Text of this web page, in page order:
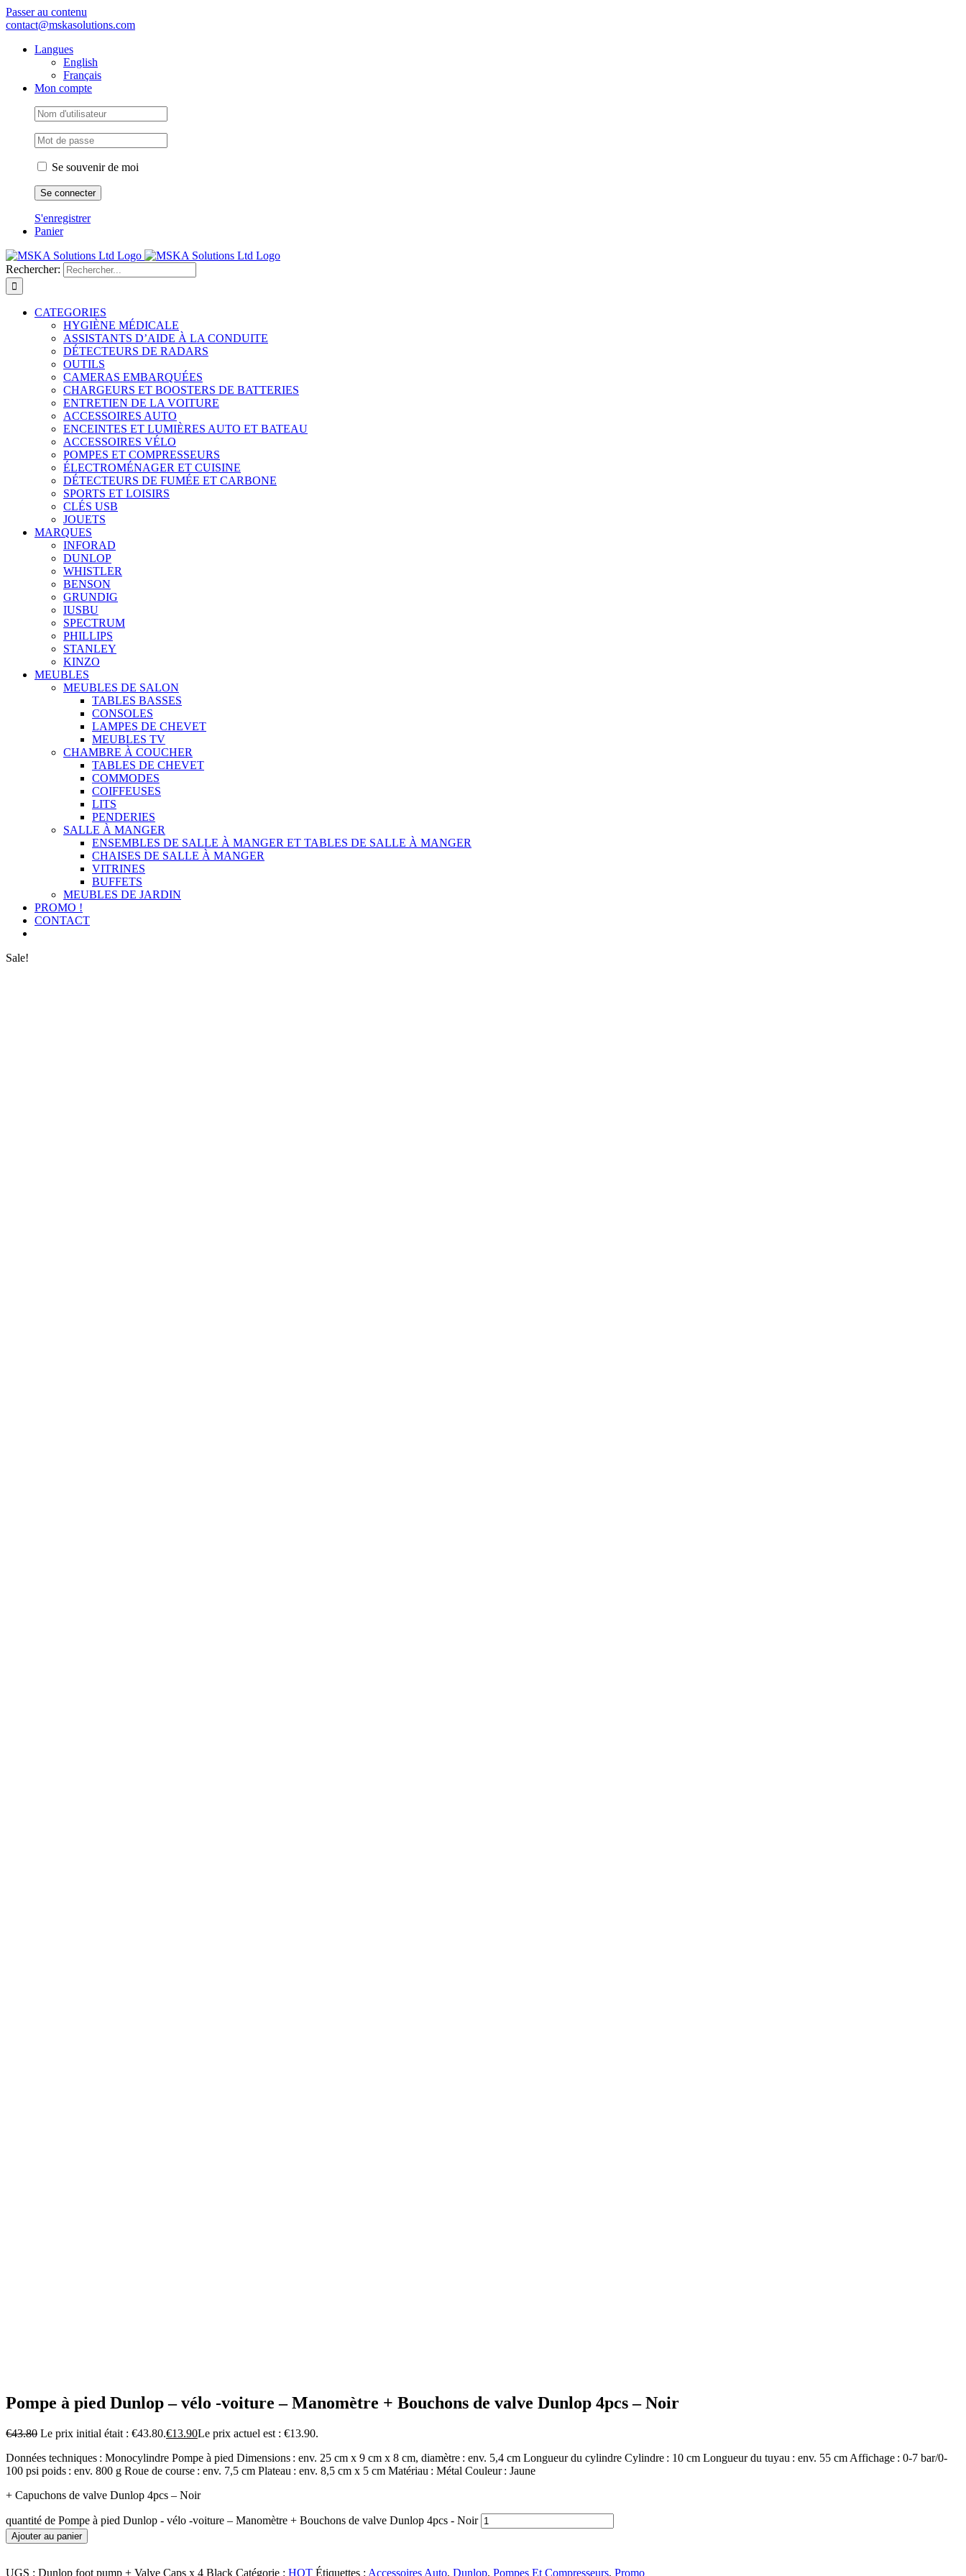
Passer au contenu
contact@mskasolutions.com
Langues
English
Français
Mon compte
Se souvenir de moi
S'enregistrer
Panier
Rechercher:
CATEGORIES
HYGIÈNE MÉDICALE
ASSISTANTS D’AIDE À LA CONDUITE
DÉTECTEURS DE RADARS
OUTILS
CAMERAS EMBARQUÉES
CHARGEURS ET BOOSTERS DE BATTERIES
ENTRETIEN DE LA VOITURE
ACCESSOIRES AUTO
ENCEINTES ET LUMIÈRES AUTO ET BATEAU
ACCESSOIRES VÉLO
POMPES ET COMPRESSEURS
ÉLECTROMÉNAGER ET CUISINE
DÉTECTEURS DE FUMÉE ET CARBONE
SPORTS ET LOISIRS
CLÉS USB
JOUETS
MARQUES
INFORAD
DUNLOP
WHISTLER
BENSON
GRUNDIG
IUSBU
SPECTRUM
PHILLIPS
STANLEY
KINZO
MEUBLES
MEUBLES DE SALON
TABLES BASSES
CONSOLES
LAMPES DE CHEVET
MEUBLES TV
CHAMBRE À COUCHER
TABLES DE CHEVET
COMMODES
COIFFEUSES
LITS
PENDERIES
SALLE À MANGER
ENSEMBLES DE SALLE À MANGER ET TABLES DE SALLE À MANGER
CHAISES DE SALLE À MANGER
VITRINES
BUFFETS
MEUBLES DE JARDIN
PROMO !
CONTACT
Sale!
Pompe à pied Dunlop – vélo -voiture – Manomètre + Bouchons de valve Dunlop 4pcs – Noir
€43.80 Le prix initial était : €43.80.€13.90Le prix actuel est : €13.90.
Données techniques : Monocylindre Pompe à pied Dimensions : env. 25 cm x 9 cm x 8 cm, diamètre : env. 5,4 cm Longueur du cylindre Cylindre : 10 cm Longueur du tuyau : env. 55 cm Affichage : 0-7 bar/0-
100 psi poids : env. 800 g Roue de course : env. 7,5 cm Plateau : env. 8,5 cm x 5 cm Matériau : Métal Couleur : Jaune
+ Capuchons de valve Dunlop 4pcs – Noir
quantité de Pompe à pied Dunlop - vélo -voiture – Manomètre + Bouchons de valve Dunlop 4pcs - Noir
Ajouter au panier
UGS : Dunlop foot pump + Valve Caps x 4 Black Catégorie : HOT Étiquettes : Accessoires Auto, Dunlop, Pompes Et Compresseurs, Promo